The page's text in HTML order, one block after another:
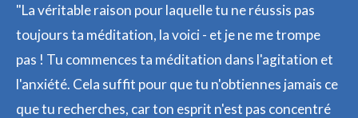
"La véritable raison pour laquelle tu ne réussis pas
toujours ta méditation, la voici - et je ne me trompe
pas ! Tu commences ta méditation dans l'agitation et
l'anxiété. Cela suffit pour que tu n'obtiennes jamais ce
que tu recherches, car ton esprit n'est pas concentré